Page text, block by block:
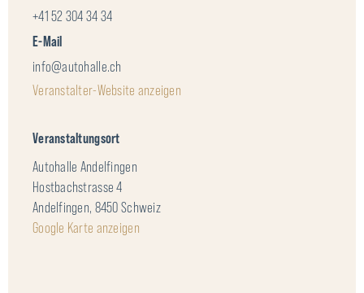
+41 52 304 34 34
E-Mail
info@autohalle.ch
Veranstalter-Website anzeigen
Veranstaltungsort
Autohalle Andelfingen
Hostbachstrasse 4
Andelfingen, 8450Schweiz
Google Karte anzeigen